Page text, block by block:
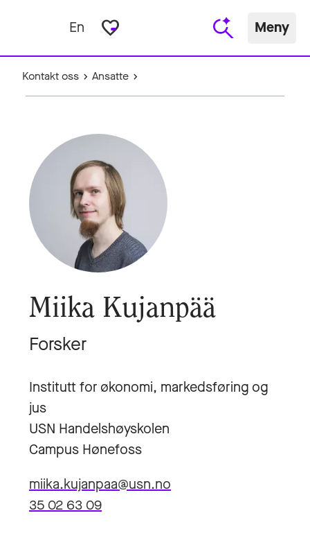
En favorite_border Meny
Kontakt oss Ansatte
Miika Kujanpää
Forsker
Institutt for økonomi, markedsføring og
jus
USN Handelshøyskolen
Campus Hønefoss
miika.kujanpaa@usn.no
35 02 63 09